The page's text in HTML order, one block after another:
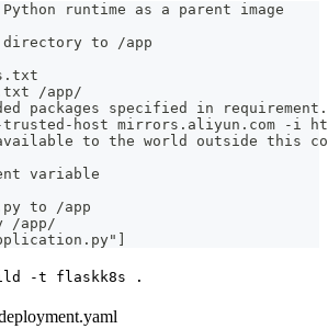
runtime as a parent image
directory to /app
/app/
packages specified in
host mirrors.aliyun.com -i
available to the world outside this
variable
to /app
/app/
-t flaskk8s .